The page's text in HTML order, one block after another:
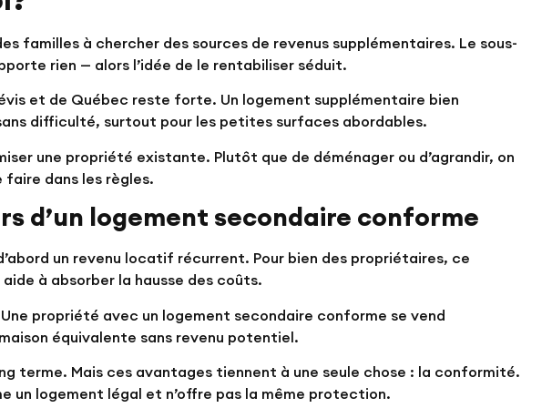
familles à chercher des sources de revenus supplémentaires. Le sous-
rien — alors l’idée de le rentabiliser séduit.
et de Québec reste forte. Un logement supplémentaire bien
difficulté, surtout pour les petites surfaces abordables.
une propriété existante. Plutôt que de déménager ou d’agrandir, on
faire dans les règles.
d’un logement secondaire conforme
un revenu locatif récurrent. Pour bien des propriétaires, ce
à absorber la hausse des coûts.
propriété avec un logement secondaire conforme se vend
équivalente sans revenu potentiel.
terme. Mais ces avantages tiennent à une seule chose : la conformité.
un logement légal et n’offre pas la même protection.